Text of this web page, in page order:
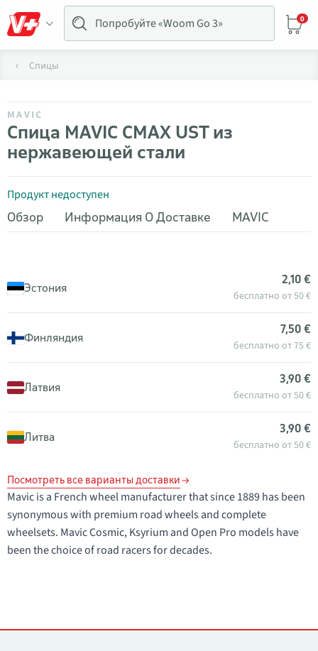
0
Спицы
MAVIC
Спица MAVIC CMAX UST из
нержавеющей стали
Продукт недоступен
Обзор
Информация О Доставке MAVIC
Эстония
2,10 €
бесплатно от 50 €
Финляндия
7,50 €
бесплатно от 75 €
Латвия
3,90 €
бесплатно от 50 €
Литва
3,90 €
бесплатно от 50 €
Посмотреть все варианты доставки
Mavic is a French wheel manufacturer that since 1889 has been
synonymous with premium road wheels and complete
wheelsets. Mavic Cosmic, Ksyrium and Open Pro models have
been the choice of road racers for decades.